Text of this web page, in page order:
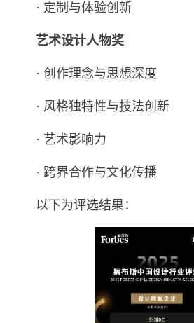
· 定制与体验创新
艺术设计人物奖
· 创作理念与思想深度
· 风格独特性与技法创新
· 艺术影响力
· 跨界合作与文化传播
以下为评选结果：